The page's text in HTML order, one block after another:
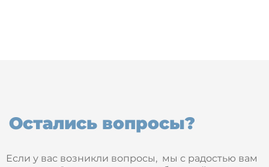
Остались вопросы?
Если у вас возникли вопросы, мы с радостью вам